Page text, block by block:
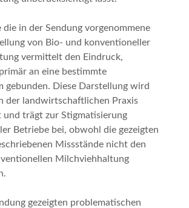
die in der Sendung vorgenommene
von Bio- und konventioneller
vermittelt den Eindruck,
an eine bestimmte
gebunden. Diese Darstellung wird
der landwirtschaftlichen Praxis
und trägt zur Stigmatisierung
Betriebe bei, obwohl die gezeigten
Missstände nicht den
Milchviehhaltung
gezeigten problematischen